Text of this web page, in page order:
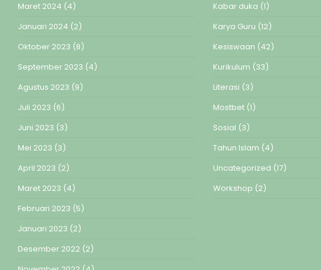
Maret 2024 (4)
Januari 2024 (2)
Oktober 2023 (8)
September 2023 (4)
Agustus 2023 (9)
Juli 2023 (6)
Juni 2023 (3)
Mei 2023 (3)
April 2023 (2)
Maret 2023 (4)
Februari 2023 (5)
Januari 2023 (2)
Desember 2022 (2)
Kabar duka (1)
Karya Guru (12)
Kesiswaan (42)
Kurikulum (33)
Literasi (3)
Mostbet(1)
Sosial (3)
Tahun Islam (4)
Uncategorized (17)
Workshop (2)